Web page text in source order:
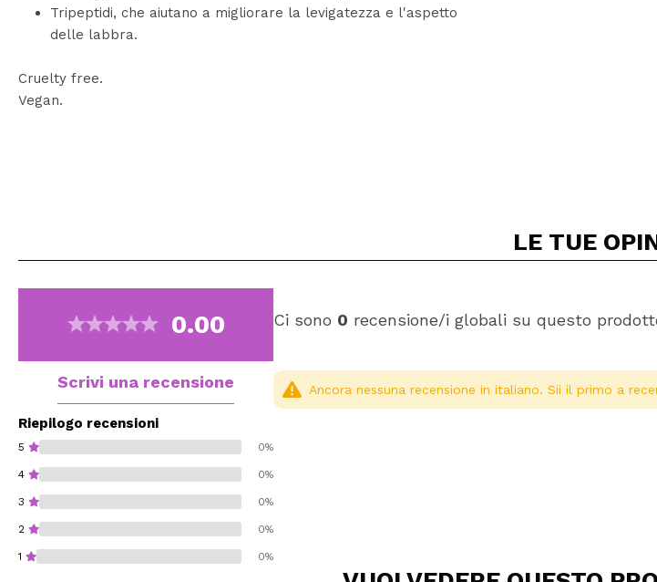
Tripeptidi, che aiutano a migliorare la levigatezza e l'aspetto
delle labbra.
Cruelty free.
Vegan.
LE TUE
0.00
Scrivi una recensione
Riepilogo recensioni
5 0%
4 0%
3 0%
2 0%
1 0%
Ci sono 0 recensione/i globali su questo
Ancora nessuna recensione in italiano. Sii il primo a